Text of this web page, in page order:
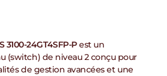
3100-24GT4SFP-Pest un
(switch) de niveau 2 conçu pour
de gestion avancées et une